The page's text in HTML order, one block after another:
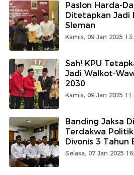
Paslon Harda-
Ditetapkan Jadi
Sleman
Kamis, 09 Jan 2025
Sah! KPU
Jadi Walkot-
2030
Kamis, 09 Jan 2025
Banding Jaksa
Terdakwa
Divonis 3 Tahun
Selasa, 07 Jan 2025